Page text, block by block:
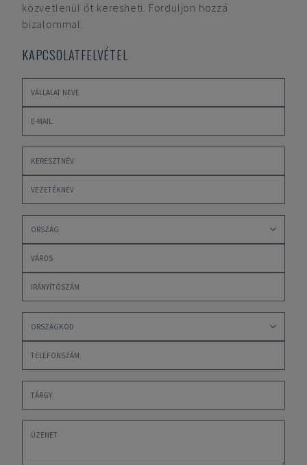
közvetlenül őt keresheti. Forduljon hozzá
bizalommal.
KAPCSOLATFELVÉTEL